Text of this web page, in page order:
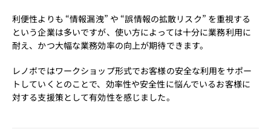
利便性よりも “情報漏洩” や “誤情報の拡散リスク” を重視する
という企業は多いですが、使い方によっては十分に業務利用に
耐え、かつ大幅な業務効率の向上が期待できます。
レノボではワークショップ形式でお客様の安全な利用をサポー
トしていくとのことで、効率性や安全性に悩んでいるお客様に
対する支援策として有効性を感じました。